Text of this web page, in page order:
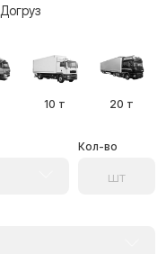
Догруз
10 т 20 т
Кол-во